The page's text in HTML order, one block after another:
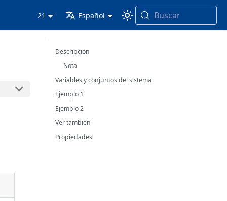
21 Español Buscar
Descripción
Nota
Variables y conjuntos del sistema
Ejemplo 1
Ejemplo 2
Ver también
Propiedades